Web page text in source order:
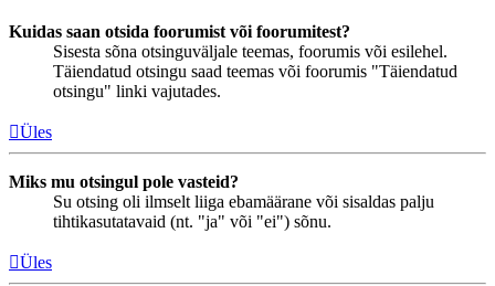
Kuidas saan otsida foorumist või foorumitest?
Sisesta sõna otsinguväljale teemas, foorumis või esilehel.
Täiendatud otsingu saad teemas või foorumis "Täiendatud
otsingu" linki vajutades.
Üles
Miks mu otsingul pole vasteid?
Su otsing oli ilmselt liiga ebamäärane või sisaldas palju
tihtikasutatavaid (nt. "ja" või "ei") sõnu.
Üles